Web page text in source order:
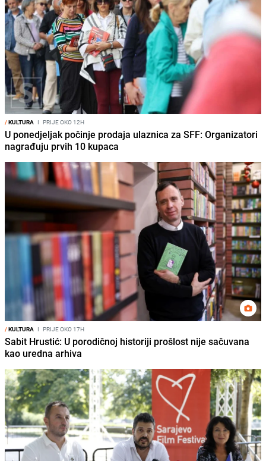
/KULTURA I PRIJE OKO 12H
U ponedjeljak počinje prodaja ulaznica za SFF: Organizatori
nagrađuju prvih 10 kupaca
/KULTURA I PRIJE OKO 17H
Sabit Hrustić: U porodičnoj historiji prošlost nije sačuvana
kao uredna arhiva